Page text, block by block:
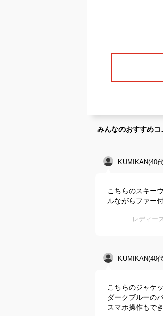
みんなのおすすめコ
KUMIKAN(40
こちらのスキー
ルながらファー
レディー
KUMIKAN(40
こちらのジャケ
ダークブルーの
スマホ操作もで